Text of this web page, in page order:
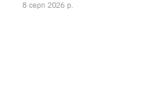
8 серп 2026 р.